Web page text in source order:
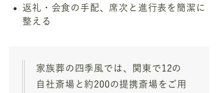
返礼・会食の手配、席次と進行表を簡潔に
整える
家族葬の四季風では、関東で12の
自社斎場と約200の提携斎場をご用